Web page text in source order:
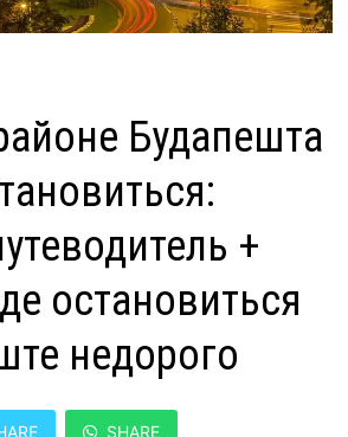
Будапешта
+
остановиться
недорого
SHARE